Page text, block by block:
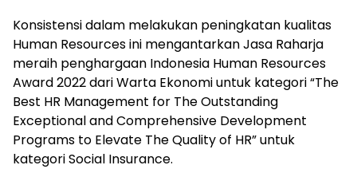
Konsistensi dalam melakukan peningkatan kualitas
Human Resources ini mengantarkan Jasa Raharja
meraih penghargaan Indonesia Human Resources
Award 2022 dari Warta Ekonomi untuk kategori “The
Best HR Management for The Outstanding
Exceptional and Comprehensive Development
Programs to Elevate The Quality of HR” untuk
kategori Social Insurance.